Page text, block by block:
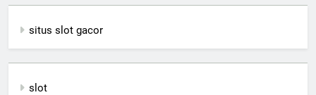
situs slot gacor
slot